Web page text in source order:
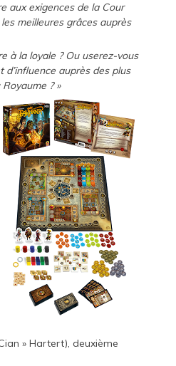
aux exigences de la Cour
meilleures grâces auprès
à la loyale ? Ou userez-vous
d’influence auprès des plus
? »
» Hartert), deuxième